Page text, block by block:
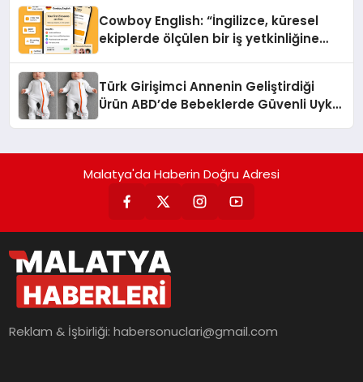
Cowboy English: “İngilizce, küresel
ekiplerde ölçülen bir iş yetkinliğine
Türk Girişimci Annenin Geliştirdiği
Ürün ABD’de Bebeklerde Güvenli Uyku
Malatya'da Haberin Doğru Adresi
Reklam & İşbirliği:habersonuclari@gmail.com